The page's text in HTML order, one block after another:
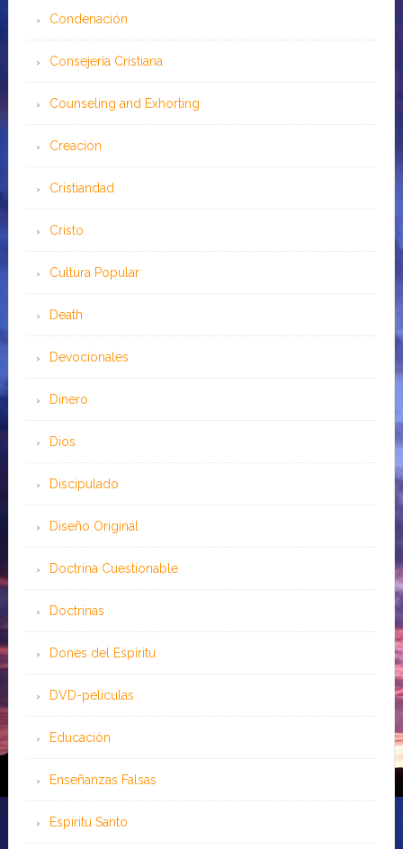
Condenación
Consejería Cristiana
Counseling and Exhorting
Creación
Cristiandad
Cristo
Cultura Popular
Death
Devocionales
Dinero
Dios
Discipulado
Diseño Original
Doctrina Cuestionable
Doctrinas
Dones del Espíritu
DVD-peliculas
Educación
Enseñanzas Falsas
Espíritu Santo